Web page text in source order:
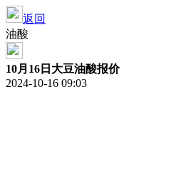
返回
油酸
10月16日大豆油酸报价
2024-10-16 09:03